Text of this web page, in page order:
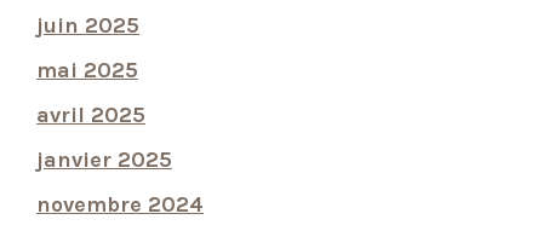
juin 2025
mai 2025
avril 2025
janvier 2025
novembre 2024